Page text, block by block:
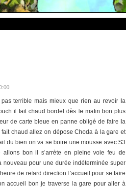
terrible mais mieux que rien au revoir la
il fait chaud bordel dès le matin bon plus
de carte bleue en panne obligé de faire la
chaud allez on dépose Choda à la gare et
du bien on va se boire une mousse avec S3
bon il s’arrète en pleine voie feu de
nouveau pour une durée indéterminée super
de retard direction l’accueil pour se faire
accueil bon je traverse la gare pour aller à